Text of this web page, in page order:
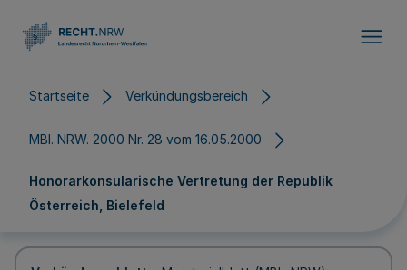
Startseite Verkündungsbereich
MBl. NRW. 2000 Nr. 28 vom 16.05.2000
Honorarkonsularische Vertretung der Republik
Österreich, Bielefeld